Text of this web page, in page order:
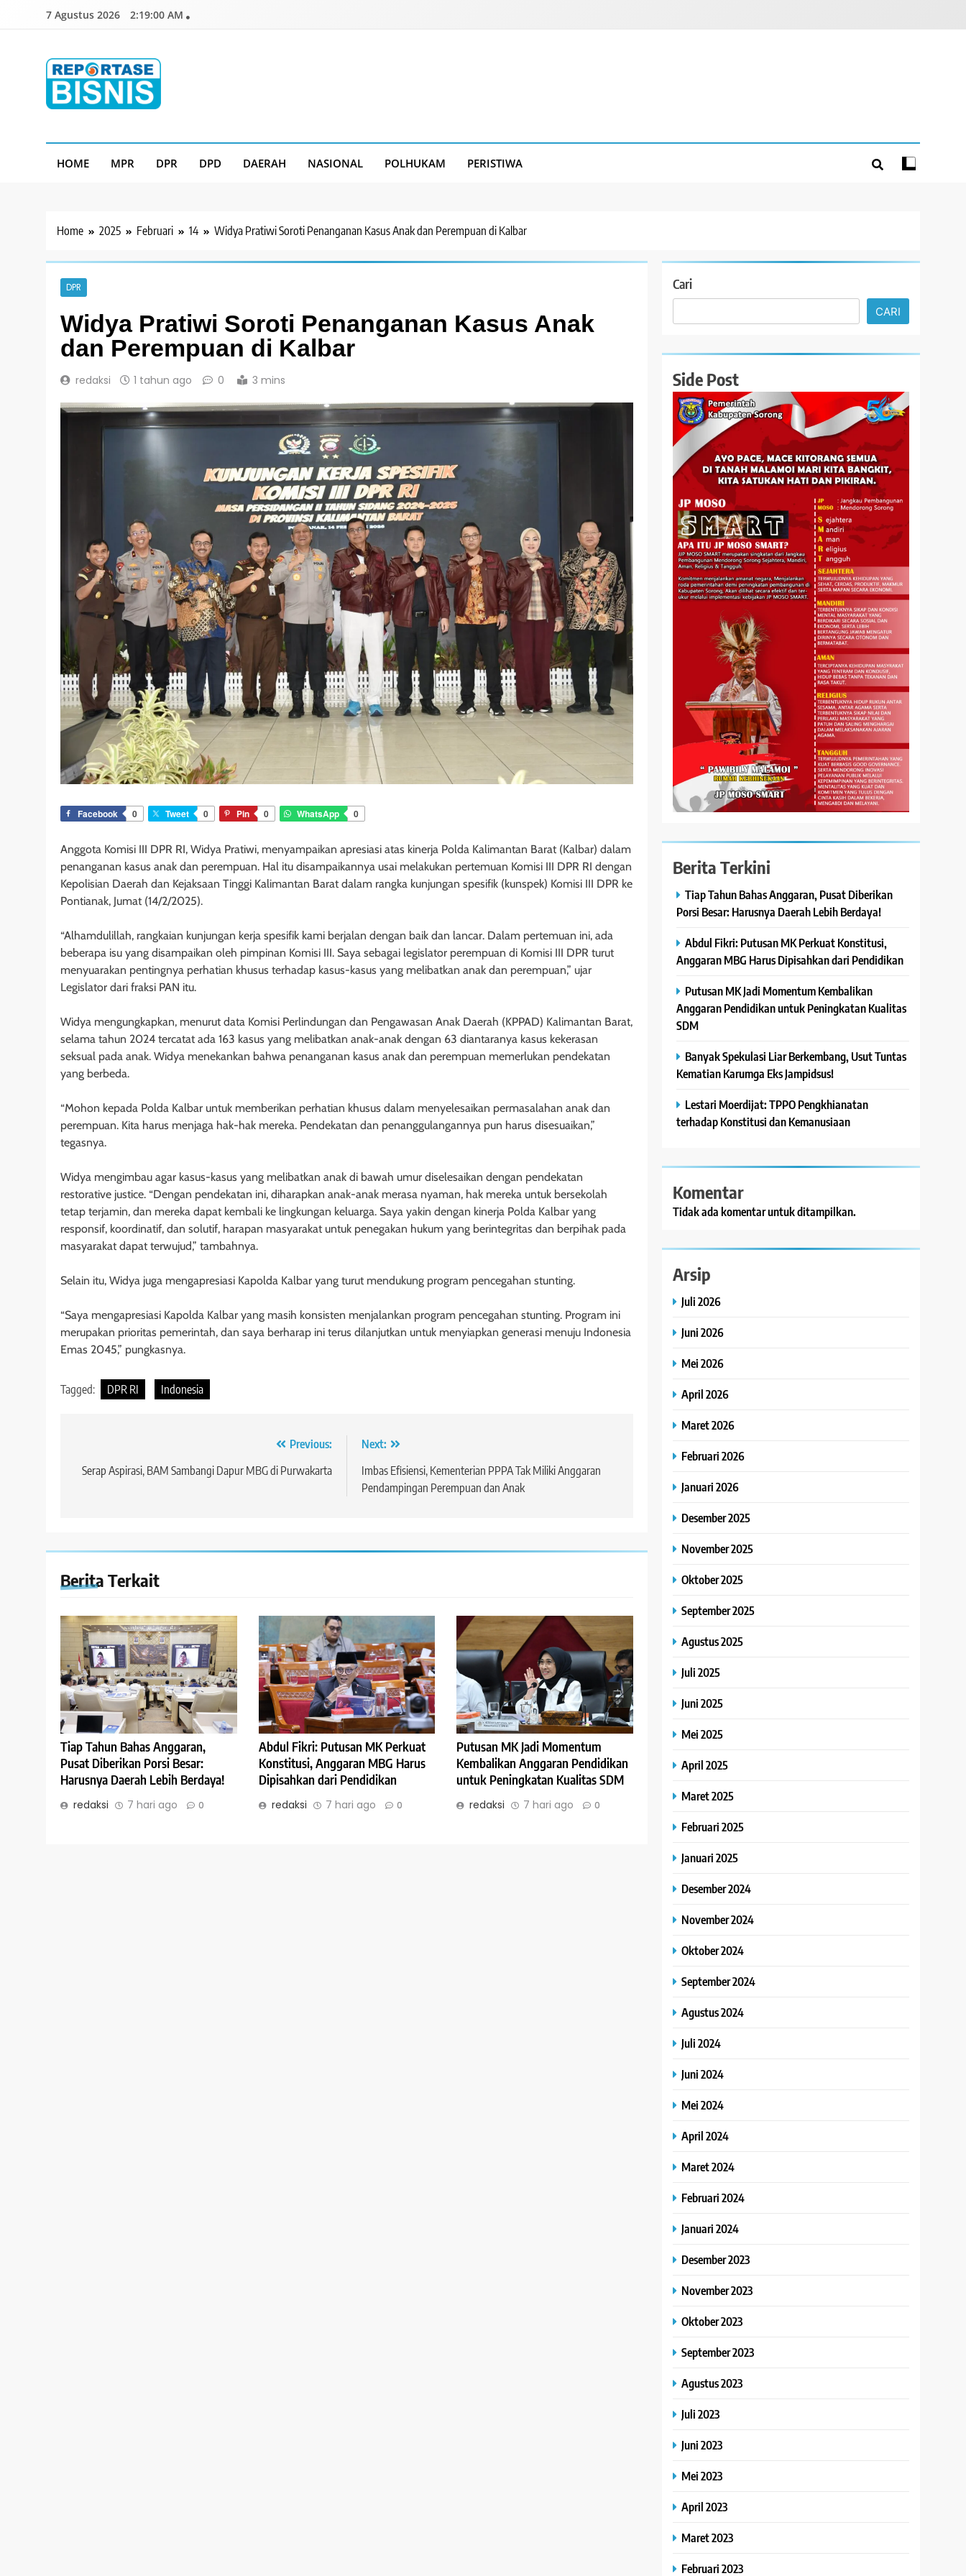
7 Agustus 2026 2:19:02 AM
HOME MPR DPR DPD DAERAH NASIONAL POLHUKAM PERISTIWA
Home 2025 Februari 14 Widya Pratiwi Soroti Penanganan Kasus Anak dan Perempuan di Kalbar
DPR
Widya Pratiwi Soroti Penanganan Kasus Anak
dan Perempuan di Kalbar
redaksi 1 tahun ago 0 3 mins
Facebook 0 Tweet 0 Pin 0 WhatsApp 0
Anggota Komisi III DPR RI, Widya Pratiwi, menyampaikan apresiasi atas kinerja Polda Kalimantan Barat (Kalbar) dalam
penanganan kasus anak dan perempuan. Hal itu disampaikannya usai melakukan pertemuan Komisi III DPR RI dengan
Kepolisian Daerah dan Kejaksaan Tinggi Kalimantan Barat dalam rangka kunjungan spesifik (kunspek) Komisi III DPR ke
Pontianak, Jumat (14/2/2025).
“Alhamdulillah, rangkaian kunjungan kerja spesifik kami berjalan dengan baik dan lancar. Dalam pertemuan ini, ada
beberapa isu yang disampaikan oleh pimpinan Komisi III. Saya sebagai legislator perempuan di Komisi III DPR turut
menyuarakan pentingnya perhatian khusus terhadap kasus-kasus yang melibatkan anak dan perempuan,” ujar
Legislator dari fraksi PAN itu.
Widya mengungkapkan, menurut data Komisi Perlindungan dan Pengawasan Anak Daerah (KPPAD) Kalimantan Barat,
selama tahun 2024 tercatat ada 163 kasus yang melibatkan anak-anak dengan 63 diantaranya kasus kekerasan
seksual pada anak. Widya menekankan bahwa penanganan kasus anak dan perempuan memerlukan pendekatan
yang berbeda.
“Mohon kepada Polda Kalbar untuk memberikan perhatian khusus dalam menyelesaikan permasalahan anak dan
perempuan. Kita harus menjaga hak-hak mereka. Pendekatan dan penanggulangannya pun harus disesuaikan,”
tegasnya.
Widya mengimbau agar kasus-kasus yang melibatkan anak di bawah umur diselesaikan dengan pendekatan
restorative justice. “Dengan pendekatan ini, diharapkan anak-anak merasa nyaman, hak mereka untuk bersekolah
tetap terjamin, dan mereka dapat kembali ke lingkungan keluarga. Saya yakin dengan kinerja Polda Kalbar yang
responsif, koordinatif, dan solutif, harapan masyarakat untuk penegakan hukum yang berintegritas dan berpihak pada
masyarakat dapat terwujud,” tambahnya.
Selain itu, Widya juga mengapresiasi Kapolda Kalbar yang turut mendukung program pencegahan stunting.
“Saya mengapresiasi Kapolda Kalbar yang masih konsisten menjalankan program pencegahan stunting. Program ini
merupakan prioritas pemerintah, dan saya berharap ini terus dilanjutkan untuk menyiapkan generasi menuju Indonesia
Emas 2045,” pungkasnya.
Tagged: DPR RI Indonesia
pos
Previous:
Serap Aspirasi, BAM Sambangi Dapur MBG di Purwakarta
Next:
Imbas Efisiensi, Kementerian PPPA Tak Miliki Anggaran
Pendampingan Perempuan dan Anak
Berita Terkait
Tiap Tahun Bahas Anggaran,
Pusat Diberikan Porsi Besar:
Harusnya Daerah Lebih Berdaya!
redaksi 7 hari ago 0
Abdul Fikri: Putusan MK Perkuat
Konstitusi, Anggaran MBG Harus
Dipisahkan dari Pendidikan
redaksi 7 hari ago 0
Putusan MK Jadi Momentum
Kembalikan Anggaran Pendidikan
untuk Peningkatan Kualitas SDM
redaksi 7 hari ago 0
Cari
CARI
Side Post
Berita Terkini
Tiap Tahun Bahas Anggaran, Pusat Diberikan
Porsi Besar: Harusnya Daerah Lebih Berdaya!
Abdul Fikri: Putusan MK Perkuat Konstitusi,
Anggaran MBG Harus Dipisahkan dari Pendidikan
Putusan MK Jadi Momentum Kembalikan
Anggaran Pendidikan untuk Peningkatan Kualitas
SDM
Banyak Spekulasi Liar Berkembang, Usut Tuntas
Kematian Karumga Eks Jampidsus!
Lestari Moerdijat: TPPO Pengkhianatan
terhadap Konstitusi dan Kemanusiaan
Komentar
Tidak ada komentar untuk ditampilkan.
Arsip
Juli 2026
Juni 2026
Mei 2026
April 2026
Maret 2026
Februari 2026
Januari 2026
Desember 2025
November 2025
Oktober 2025
September 2025
Agustus 2025
Juli 2025
Juni 2025
Mei 2025
April 2025
Maret 2025
Februari 2025
Januari 2025
Desember 2024
November 2024
Oktober 2024
September 2024
Agustus 2024
Juli 2024
Juni 2024
Mei 2024
April 2024
Maret 2024
Februari 2024
Januari 2024
Desember 2023
November 2023
Oktober 2023
September 2023
Agustus 2023
Juli 2023
Juni 2023
Mei 2023
April 2023
Maret 2023
Februari 2023